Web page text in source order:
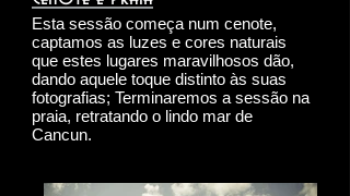
Esta sessão começa num cenote,
captamos as luzes e cores naturais
que estes lugares maravilhosos dão,
dando aquele toque distinto às suas
fotografias; Terminaremos a sessão na
praia, retratando o lindo mar de
Cancun.